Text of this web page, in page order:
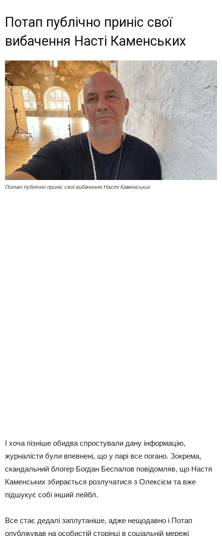
Потап публічно приніс свої
вибачення Насті Каменських
Потап публічно приніс свої вибачення Насті Каменських
І хоча пізніше обидва спростували дану інформацію,
журналісти були впевнені, що у парі все погано. Зокрема,
скандальний блогер Богдан Беспалов повідомляв, що Настя
Каменських збирається розлучатися з Олексієм та вже
підшукує собі інший лейбл.
Все стає дедалі заплутаніше, адже нещодавно і Потап
опублікував на особистій сторінці в соціальній мережі